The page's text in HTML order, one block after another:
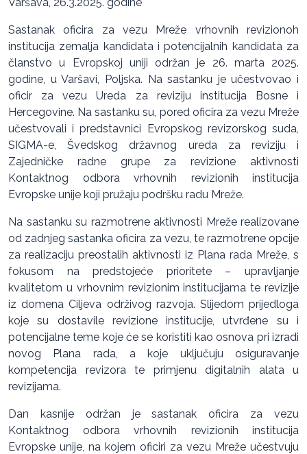
Sastanak oficira za vezu Mreže vrhovnih revizionoh
institucija zemalja kandidata i potencijalnih kandidata za
članstvo u Evropskoj uniji održan je 26. marta 2025.
godine, u Varšavi, Poljska. Na sastanku je učestvovao i
oficir za vezu Ureda za reviziju institucija Bosne i
Hercegovine. Na sastanku su, pored oficira za vezu Mreže
učestvovali i predstavnici Evropskog revizorskog suda,
SIGMA-e, Švedskog državnog ureda za reviziju i
Zajedničke radne grupe za revizione aktivnosti
Kontaktnog odbora vrhovnih revizionih institucija
Evropske unije koji pružaju podršku radu Mreže.
Na sastanku su razmotrene aktivnosti Mreže realizovane
od zadnjeg sastanka oficira za vezu, te razmotrene opcije
za realizaciju preostalih aktivnosti iz Plana rada Mreže, s
fokusom na predstojeće prioritete – upravljanje
kvalitetom u vrhovnim revizionim institucijama te revizije
iz domena Ciljeva održivog razvoja. Slijedom prijedloga
koje su dostavile revizione institucije, utvrđene su i
potencijalne teme koje će se koristiti kao osnova pri izradi
novog Plana rada, a koje uključuju osiguravanje
kompetencija revizora te primjenu digitalnih alata u
revizijama.
Dan kasnije održan je sastanak oficira za vezu
Kontaktnog odbora vrhovnih revizionih institucija
Evropske unije, na kojem oficiri za vezu Mreže učestvuju